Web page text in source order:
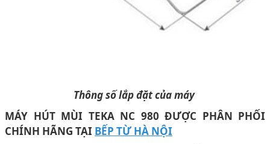
Thông số lắp đặt của máy
MÁY HÚT MÙI TEKA NC 980 ĐƯỢC PHÂN PHỐI
CHÍNH HÃNG TẠI BẾP TỪ HÀ NỘI